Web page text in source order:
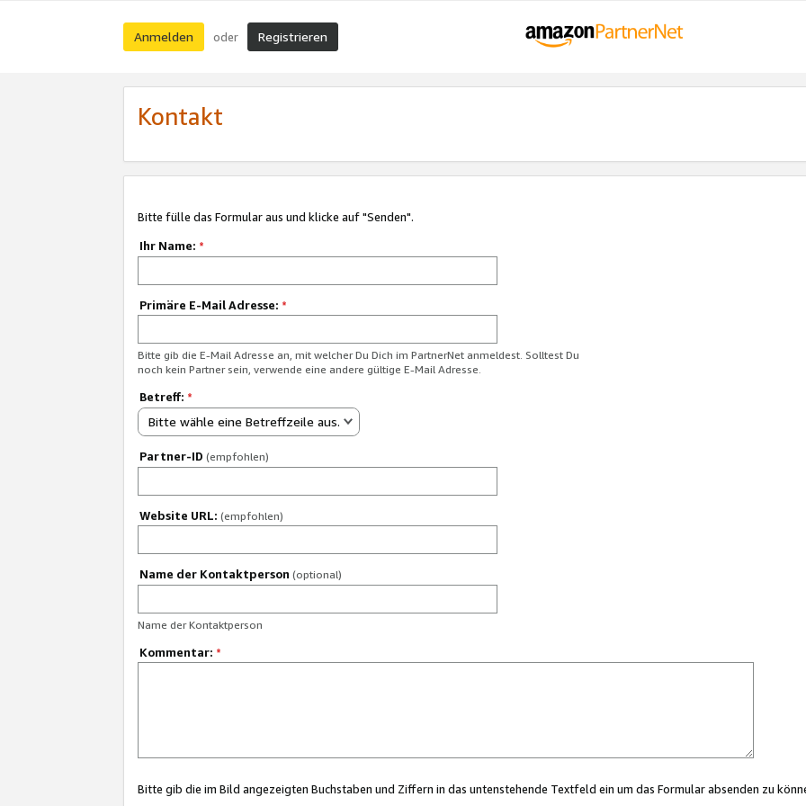
Anmelden oder Registrieren
Kontakt
Bitte fülle das Formular aus und klicke auf "Senden".
Ihr Name: *
Primäre E-Mail Adresse: *
Bitte gib die E-Mail Adresse an, mit welcher Du Dich im PartnerNet anmeldest. Solltest Du
noch kein Partner sein, verwende eine andere gültige E-Mail Adresse.
Betreff: *
Bitte wähle eine Betreffzeile aus.
Partner-ID (empfohlen)
Website URL: (empfohlen)
Name der Kontaktperson (optional)
Name der Kontaktperson
Kommentar: *
Bitte gib die im Bild angezeigten Buchstaben und Ziffern in das untenstehende Textfeld ein um das Formular absenden zu